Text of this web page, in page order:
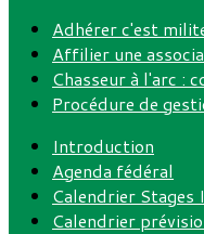
Adhérer c'est
Affilier une
Chasseur à l'arc :
Procédure de
Introduction
Agenda fédéral
Calendrier
Calendrier